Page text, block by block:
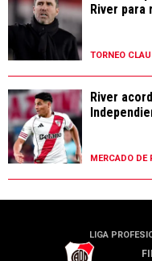
River para
TORNEO
River
MERCADO DE
LIGA